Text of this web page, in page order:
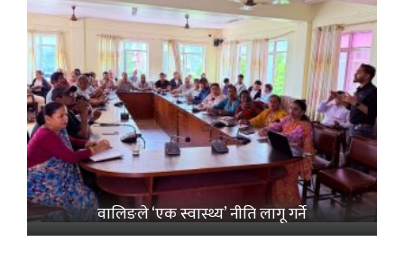
वालिङले ‘एक स्वास्थ्य’ नीति लागू गर्ने